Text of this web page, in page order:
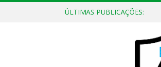
ÚLTIMAS PUBLICAÇÕES: